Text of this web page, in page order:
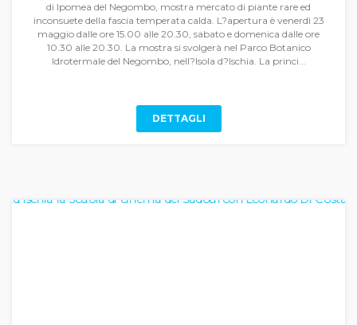
di Ipomea del Negombo, mostra mercato di piante rare ed
inconsuete della fascia temperata calda. L?apertura è venerdì 23
maggio dalle ore 15.00 alle 20.30, sabato e domenica dalle ore
10.30 alle 20.30. La mostra si svolgerà nel Parco Botanico
Idrotermale del Negombo, nell?Isola d?Ischia. La princi...
DETTAGLI